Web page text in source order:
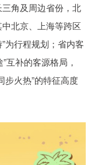
角及周边省份，北
北京、上海等跨区
为行程规划；省内客
互补的客源格局，
步火热”的特征高度